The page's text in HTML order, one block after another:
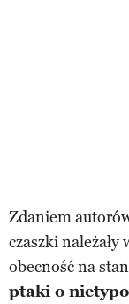
Zdaniem
czaszki należały
obecność na
ptaki o